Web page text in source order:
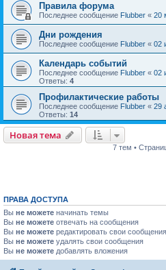
Правила форума
Последнее сообщение Flubber « 20
Дни рождения
Последнее сообщение Flubber « 02
Календарь событий
Последнее сообщение Flubber « 02
Ответы: 4
Профилактические работы
Последнее сообщение Flubber « 29
Ответы: 14
Новая тема
7 тем •
ПРАВА ДОСТУПА
Вы не можете начинать темы
Вы не можете отвечать на сообщения
Вы не можете редактировать свои сообщения
Вы не можете удалять свои сообщения
Вы не можете добавлять вложения